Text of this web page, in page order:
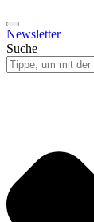
Newsletter
Suche